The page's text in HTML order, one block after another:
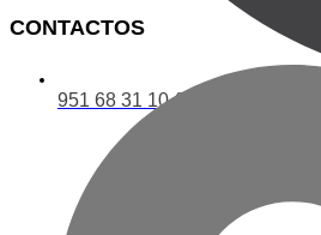
951 68 31 10‬ (Teléfono)
CONTACTOS